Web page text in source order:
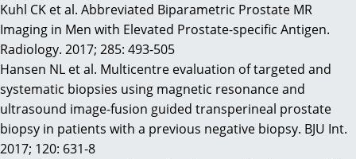
Kuhl CK et al. Abbreviated Biparametric Prostate MR
Imaging in Men with Elevated Prostate-specific Antigen.
Radiology. 2017; 285: 493-505
Hansen NL et al. Multicentre evaluation of targeted and
systematic biopsies using magnetic resonance and
ultrasound image-fusion guided transperineal prostate
biopsy in patients with a previous negative biopsy. BJU Int.
2017; 120: 631-8